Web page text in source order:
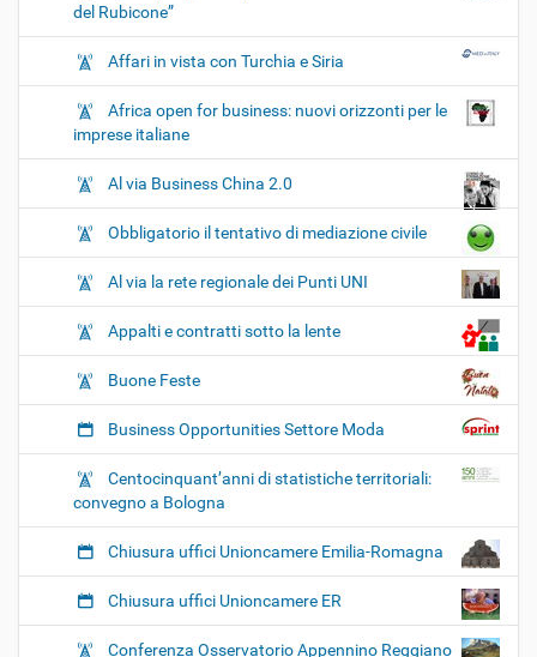
del Rubicone”
Affari in vista con Turchia e Siria
Africa open for business: nuovi orizzonti per le
imprese italiane
Al via Business China 2.0
Obbligatorio il tentativo di mediazione civile
Al via la rete regionale dei Punti UNI
Appalti e contratti sotto la lente
Buone Feste
Business Opportunities Settore Moda
Centocinquant’anni di statistiche territoriali:
convegno a Bologna
Chiusura uffici Unioncamere Emilia-Romagna
Chiusura uffici Unioncamere ER
Conferenza Osservatorio Appennino Reggiano